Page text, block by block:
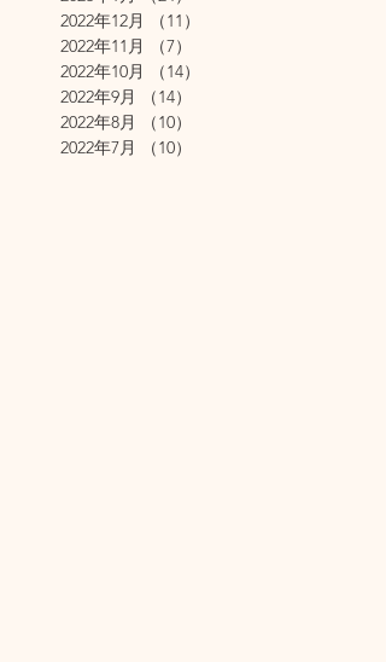
2022年12月
（11）
2022年11月
（7）
2022年10月
（14）
2022年9月
（14）
2022年8月
（10）
2022年7月
（10）